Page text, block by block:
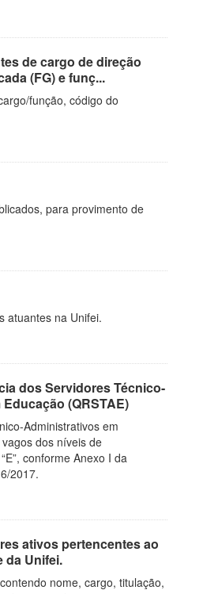
de cargo de direção
(FG) e funç...
função, código do
para provimento de
atuantes na Unifei.
dos Servidores Técnico-
(QRSTAE)
Administrativos em
dos níveis de
conforme Anexo I da
2017.
ativos pertencentes ao
da Unifei.
nome, cargo, titulação,